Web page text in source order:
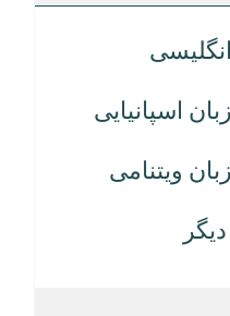
اسپانیایی
ویتنامی